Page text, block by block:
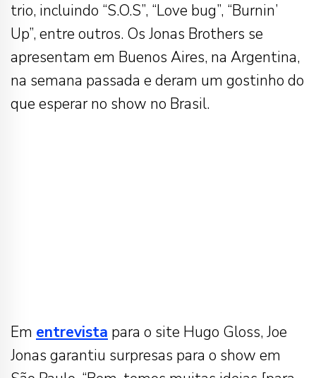
trio, incluindo “S.O.S”, “Love bug”, “Burnin’
Up”, entre outros. Os Jonas Brothers se
apresentam em Buenos Aires, na Argentina,
na semana passada e deram um gostinho do
que esperar no show no Brasil.
Em entrevista para o site Hugo Gloss, Joe
Jonas garantiu surpresas para o show em